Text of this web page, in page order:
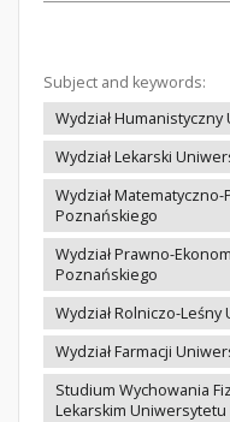
Subject and keywords:
Wydział
Wydział Lekarski
Wydział
Poznańskiego
Wydział Prawno-
Poznańskiego
Wydział Rolniczo-
Wydział Farmacji
Studium Wychowania
Lekarskim